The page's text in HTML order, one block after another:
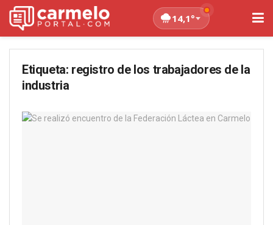
14,1°
Etiqueta: registro de los trabajadores de la
industria